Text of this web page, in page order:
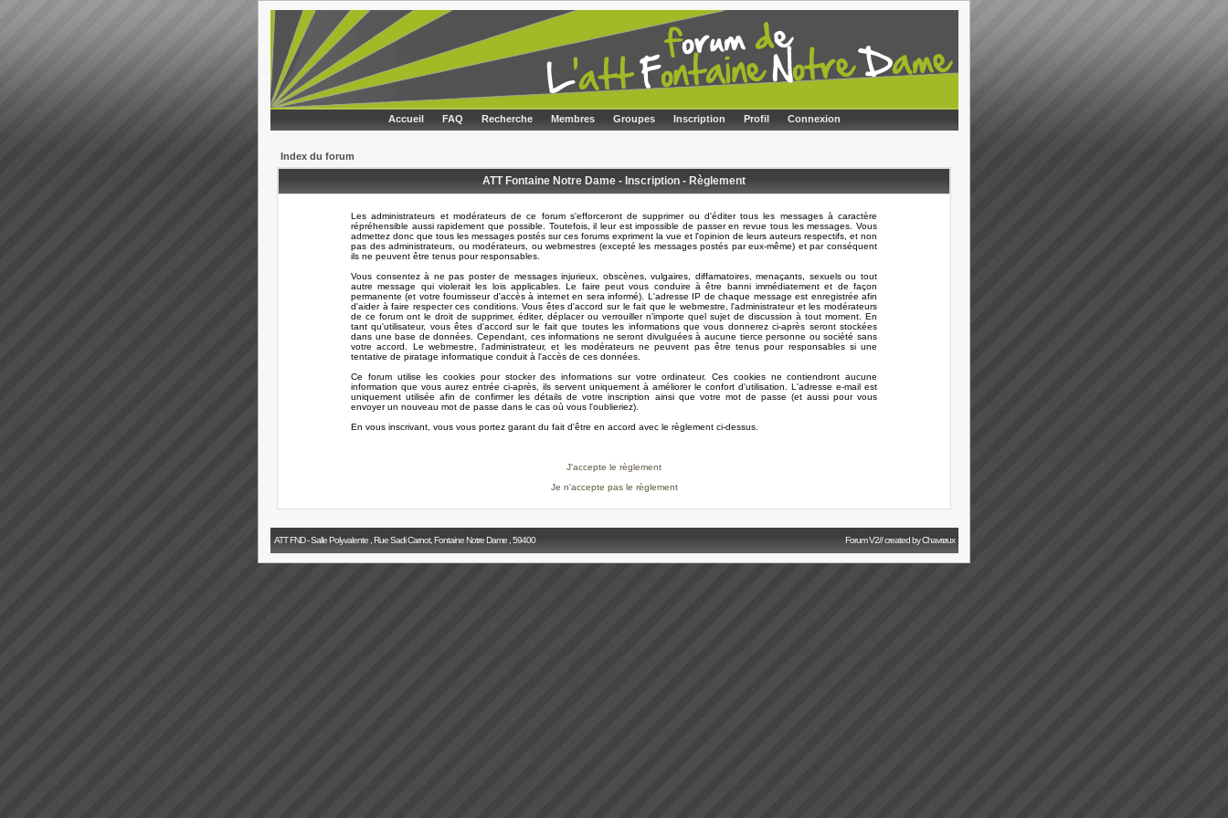
Accueil FAQ Recherche Membres Groupes Inscription Profil Connexion
Index du forum
ATT Fontaine Notre Dame - Inscription - Règlement
Les administrateurs et modérateurs de ce forum s'efforceront de supprimer ou d'éditer tous les messages à caractère
répréhensible aussi rapidement que possible. Toutefois, il leur est impossible de passer en revue tous les messages. Vous
admettez donc que tous les messages postés sur ces forums expriment la vue et l'opinion de leurs auteurs respectifs, et non
pas des administrateurs, ou modérateurs, ou webmestres (excepté les messages postés par eux-même) et par conséquent
ils ne peuvent être tenus pour responsables.
Vous consentez à ne pas poster de messages injurieux, obscènes, vulgaires, diffamatoires, menaçants, sexuels ou tout
autre message qui violerait les lois applicables. Le faire peut vous conduire à être banni immédiatement et de façon
permanente (et votre fournisseur d'accès à internet en sera informé). L'adresse IP de chaque message est enregistrée afin
d'aider à faire respecter ces conditions. Vous êtes d'accord sur le fait que le webmestre, l'administrateur et les modérateurs
de ce forum ont le droit de supprimer, éditer, déplacer ou verrouiller n'importe quel sujet de discussion à tout moment. En
tant qu'utilisateur, vous êtes d'accord sur le fait que toutes les informations que vous donnerez ci-après seront stockées
dans une base de données. Cependant, ces informations ne seront divulguées à aucune tierce personne ou société sans
votre accord. Le webmestre, l'administrateur, et les modérateurs ne peuvent pas être tenus pour responsables si une
tentative de piratage informatique conduit à l'accès de ces données.
Ce forum utilise les cookies pour stocker des informations sur votre ordinateur. Ces cookies ne contiendront aucune
information que vous aurez entrée ci-après, ils servent uniquement à améliorer le confort d'utilisation. L'adresse e-mail est
uniquement utilisée afin de confirmer les détails de votre inscription ainsi que votre mot de passe (et aussi pour vous
envoyer un nouveau mot de passe dans le cas où vous l'oublieriez).
En vous inscrivant, vous vous portez garant du fait d'être en accord avec le règlement ci-dessus.
J'accepte le règlement
Je n'accepte pas le règlement
ATT FND - Salle Polyvalente , Rue Sadi Carnot, Fontaine Notre Dame , 59400 Forum V2// created by Chavrøux